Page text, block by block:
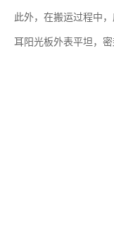
此外，在搬运过程中
耳阳光板外表平坦，